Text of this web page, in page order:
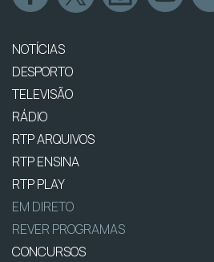
NOTÍCIAS
DESPORTO
TELEVISÃO
RÁDIO
RTP ARQUIVOS
RTP ENSINA
RTP PLAY
EM DIRETO
REVER PROGRAMAS
CONCURSOS